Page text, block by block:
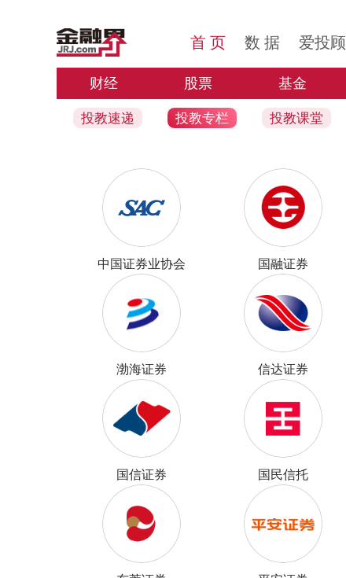
投教家园
首 页 数 据 爱投顾
财经 股票 基金
投教速递 投教专栏 投教课堂
中国证券业协会 国融证券
渤海证券 信达证券
国信证券 国民信托